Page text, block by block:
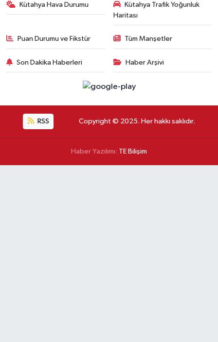
Kütahya Hava Durumu
Kütahya Trafik Yoğunluk
Haritası
Puan Durumu ve Fikstür Tüm Manşetler
Son Dakika Haberleri Haber Arşivi
RSS Copyright © 2025. Her hakkı saklıdır.
Haber Yazılımı: TE Bilişim